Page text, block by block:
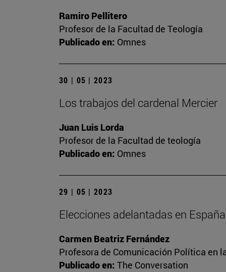
Ramiro Pellitero
Profesor de la Facultad de Teología
Publicado en: Omnes
30 | 05 | 2023
Los trabajos del cardenal Mercier
Juan Luis Lorda
Profesor de la Facultad de teología
Publicado en: Omnes
29 | 05 | 2023
Elecciones adelantadas en
Carmen Beatriz Fernández
Profesora de Comunicación Política en
Publicado en: The Conversation